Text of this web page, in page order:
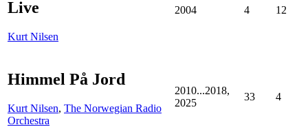
Live
Kurt Nilsen
2004 4 12
Himmel På Jord
Kurt Nilsen, The Norwegian Radio
Orchestra
2010...2018,
2025
33 4